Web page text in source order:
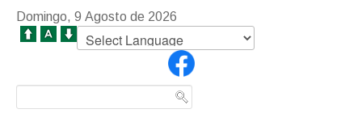
Domingo, 9 Agosto de 2026